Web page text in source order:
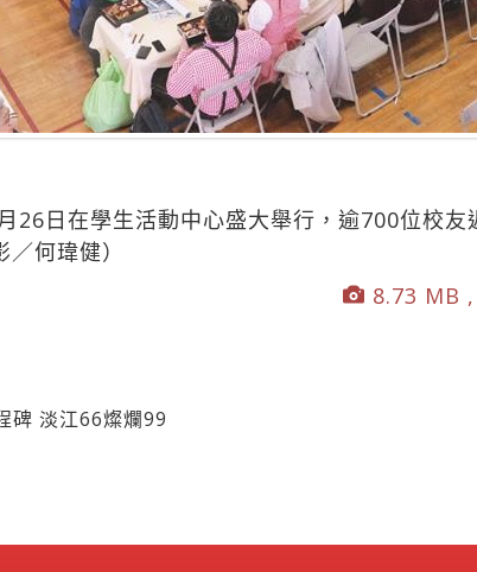
26日在學生活動中心盛大舉行，逾700位校
何瑋健）
8.73 MB
碑 淡江66燦爛99